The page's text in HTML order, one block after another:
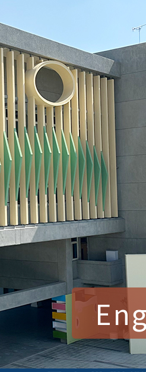
賀！本校
賽 洪綺君
賀！本校